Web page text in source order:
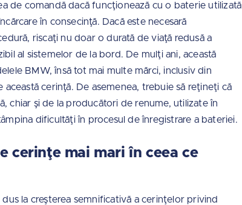
de comandă dacă funcţionează cu o baterie utilizată
în consecinţă. Dacă este necesară
riscaţi nu doar o durată de viaţă redusă a
al sistemelor de la bord. De mulţi ani, această
BMW, însă tot mai multe mărci, inclusiv din
cerinţă. De asemenea, trebuie să reţineţi că
chiar şi de la producători de renume, utilizate în
dificultăţi în procesul de înregistrare a bateriei.
cerinţe mai mari în ceea ce
la creşterea semnificativă a cerinţelor privind